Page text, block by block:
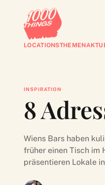
LOCATIONSTHEMEN
INSPIRATION
8
Wiens Bars haben
früher einen Tisch im
präsentieren Lokale